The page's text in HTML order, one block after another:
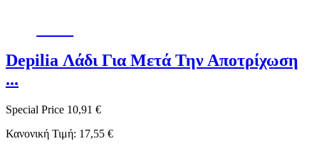
Depilia Λάδι Για Μετά Την Αποτρίχωση
...
Special Price 10,91 €
Κανονική Τιμή: 17,55 €